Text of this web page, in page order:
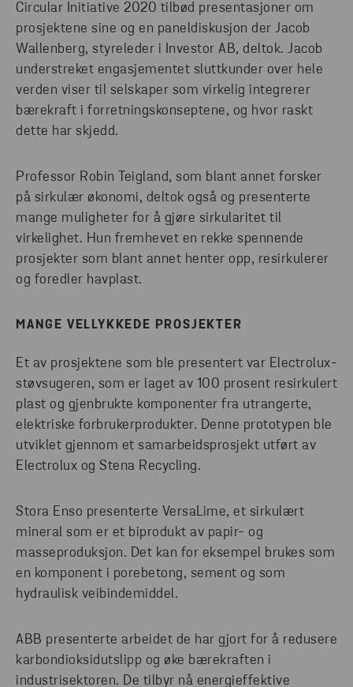
Circular Initiative 2020 tilbød presentasjoner om
prosjektene sine og en paneldiskusjon der Jacob
Wallenberg, styreleder i Investor AB, deltok. Jacob
understreket engasjementet sluttkunder over hele
verden viser til selskaper som virkelig integrerer
bærekraft i forretningskonseptene, og hvor raskt
dette har skjedd.
Professor Robin Teigland, som blant annet forsker
på sirkulær økonomi, deltok også og presenterte
mange muligheter for å gjøre sirkularitet til
virkelighet. Hun fremhevet en rekke spennende
prosjekter som blant annet henter opp, resirkulerer
og foredler havplast.
MANGE VELLYKKEDE PROSJEKTER
Et av prosjektene som ble presentert var Electrolux-
støvsugeren, som er laget av 100 prosent resirkulert
plast og gjenbrukte komponenter fra utrangerte,
elektriske forbrukerprodukter. Denne prototypen ble
utviklet gjennom et samarbeidsprosjekt utført av
Electrolux og Stena Recycling.
Stora Enso presenterte VersaLime, et sirkulært
mineral som er et biprodukt av papir- og
masseproduksjon. Det kan for eksempel brukes som
en komponent i porebetong, sement og som
hydraulisk veibindemiddel.
ABB presenterte arbeidet de har gjort for å redusere
karbondioksidutslipp og øke bærekraften i
industrisektoren. De tilbyr nå energieffektive